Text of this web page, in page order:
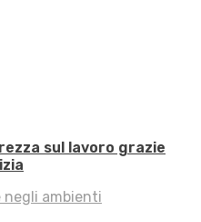
sul lavoro grazie